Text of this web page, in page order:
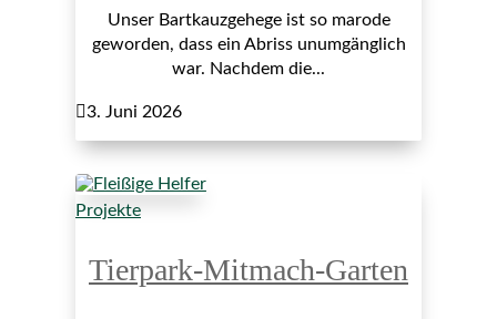
Unser Bartkauzgehege ist so marode
geworden, dass ein Abriss unumgänglich
war. Nachdem die...
3. Juni 2026
Projekte
Tierpark-Mitmach-Garten